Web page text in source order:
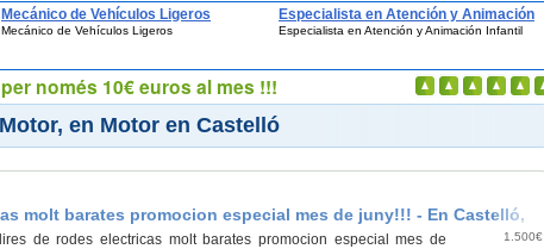
Mecánico de Vehículos Ligeros
Mecánico de Vehículos Ligeros
Especialista en Atención y Animación
Infantil
Especialista en Atención y Animación Infantil
en Motor en Castelló
molt barates promocion especial mes de juny!!! - En Castelló,
de la Plana
de rodes electricas molt barates promocion especial mes de
1.500€
només 10€ euros al mes !!!